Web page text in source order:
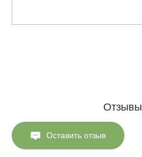
Отзывы
Оставить отзыв